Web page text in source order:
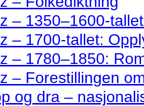
– 1350–1600-
– 1700-tallet:
– 1780–1850:
– Forestillingen
og dra –